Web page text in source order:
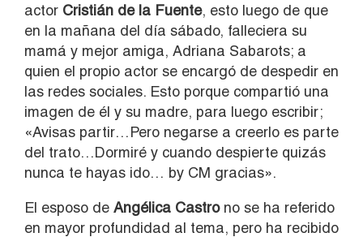
actor Cristián de la Fuente, esto luego de que
en la mañana del día sábado, falleciera su
mamá y mejor amiga, Adriana Sabarots; a
quien el propio actor se encargó de despedir en
las redes sociales. Esto porque compartió una
imagen de él y su madre, para luego escribir;
«Avisas partir…Pero negarse a creerlo es parte
del trato…Dormiré y cuando despierte quizás
nunca te hayas ido… by CM gracias».
El esposo de Angélica Castrono se ha referido
en mayor profundidad al tema, pero ha recibido